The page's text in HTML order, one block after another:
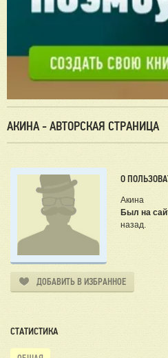
АКИНА - АВТОРСКАЯ СТРАНИЦА
О
Акина
Был на
назад.
ДОБАВИТЬ В ИЗБРАННОЕ
СТАТИСТИКА